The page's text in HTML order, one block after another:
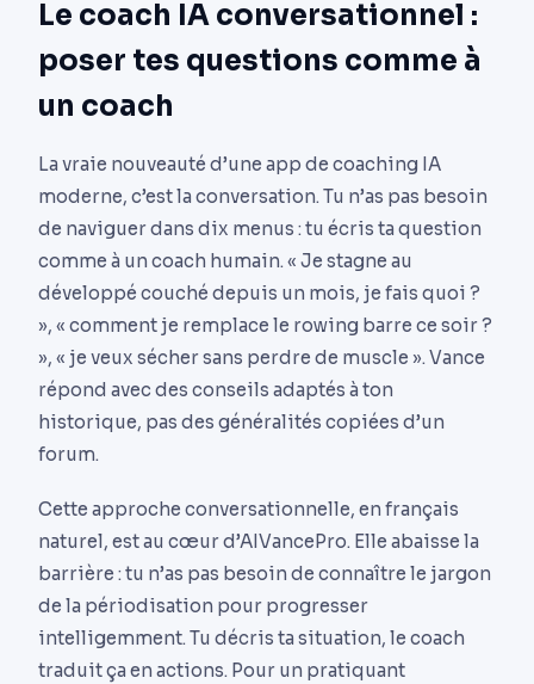
Le coach IA conversationnel :
poser tes questions comme à
un coach
La vraie nouveauté d’une app de coaching IA
moderne, c’est la conversation. Tu n’as pas besoin
de naviguer dans dix menus : tu écris ta question
comme à un coach humain. « Je stagne au
développé couché depuis un mois, je fais quoi ?
», « comment je remplace le rowing barre ce soir ?
», « je veux sécher sans perdre de muscle ». Vance
répond avec des conseils adaptés à ton
historique, pas des généralités copiées d’un
forum.
Cette approche conversationnelle, en français
naturel, est au cœur d’AIVancePro. Elle abaisse la
barrière : tu n’as pas besoin de connaître le jargon
de la périodisation pour progresser
intelligemment. Tu décris ta situation, le coach
traduit ça en actions. Pour un pratiquant